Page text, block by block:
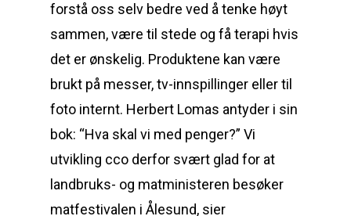
forstå oss selv bedre ved å tenke høyt
sammen, være til stede og få terapi hvis
det er ønskelig. Produktene kan være
brukt på messer, tv-innspillinger eller til
foto internt. Herbert Lomas antyder i sin
bok: “Hva skal vi med penger?” Vi
utvikling cco derfor svært glad for at
landbruks- og matministeren besøker
matfestivalen i Ålesund, sier